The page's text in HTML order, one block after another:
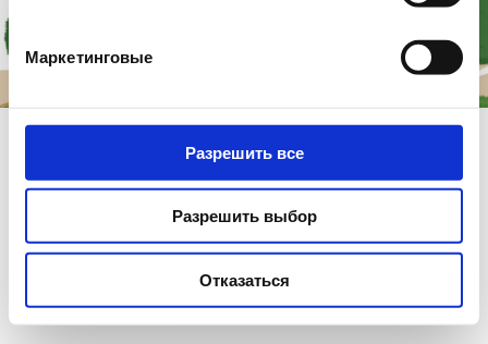
Маркетинговые
Разрешить все
Разрешить выбор
Отказаться